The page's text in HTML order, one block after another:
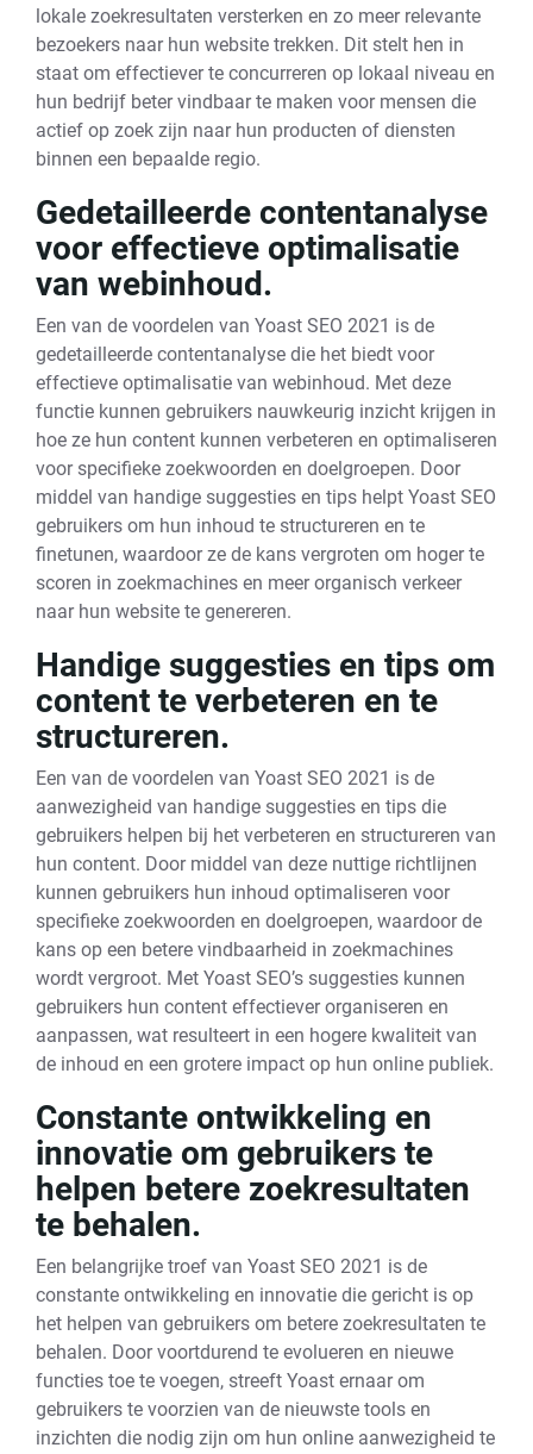
lokale zoekresultaten versterken en zo meer relevante
bezoekers naar hun website trekken. Dit stelt hen in
staat om effectiever te concurreren op lokaal niveau en
hun bedrijf beter vindbaar te maken voor mensen die
actief op zoek zijn naar hun producten of diensten
binnen een bepaalde regio.
Gedetailleerde contentanalyse
voor effectieve optimalisatie
van webinhoud.
Een van de voordelen van Yoast SEO 2021 is de
gedetailleerde contentanalyse die het biedt voor
effectieve optimalisatie van webinhoud. Met deze
functie kunnen gebruikers nauwkeurig inzicht krijgen in
hoe ze hun content kunnen verbeteren en optimaliseren
voor specifieke zoekwoorden en doelgroepen. Door
middel van handige suggesties en tips helpt Yoast SEO
gebruikers om hun inhoud te structureren en te
finetunen, waardoor ze de kans vergroten om hoger te
scoren in zoekmachines en meer organisch verkeer
naar hun website te genereren.
Handige suggesties en tips om
content te verbeteren en te
structureren.
Een van de voordelen van Yoast SEO 2021 is de
aanwezigheid van handige suggesties en tips die
gebruikers helpen bij het verbeteren en structureren van
hun content. Door middel van deze nuttige richtlijnen
kunnen gebruikers hun inhoud optimaliseren voor
specifieke zoekwoorden en doelgroepen, waardoor de
kans op een betere vindbaarheid in zoekmachines
wordt vergroot. Met Yoast SEO’s suggesties kunnen
gebruikers hun content effectiever organiseren en
aanpassen, wat resulteert in een hogere kwaliteit van
de inhoud en een grotere impact op hun online publiek.
Constante ontwikkeling en
innovatie om gebruikers te
helpen betere zoekresultaten
te behalen.
Een belangrijke troef van Yoast SEO 2021 is de
constante ontwikkeling en innovatie die gericht is op
het helpen van gebruikers om betere zoekresultaten te
behalen. Door voortdurend te evolueren en nieuwe
functies toe te voegen, streeft Yoast ernaar om
gebruikers te voorzien van de nieuwste tools en
inzichten die nodig zijn om hun online aanwezigheid te